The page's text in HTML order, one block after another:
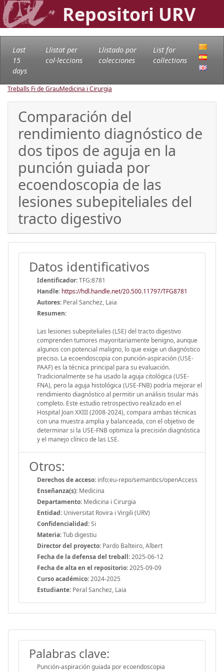
Repositori URV
Last
15
days
Llistat per
col·leccions
Llistado por
colecciones
List for
collections
Treballs Fi de GrauMedicina i Cirurgia
Comparación del
rendimiento diagnóstico de
dos tipos de aguja en la
punción guiada por
ecoendoscopia de las
lesiones subepiteliales del
tracto digestivo
Datos identificativos
Identificador:TFG:8781
Handle: https://hdl.handle.net/20.500.11797/TFG8781
Autores: Peral Sanchez, Laia
Resumen:
Las lesiones subepiteliales (LSE) del tracto digestivo
comprenden tumores mayoritariamente benigno, aunque
algunos con potencial maligno, lo que exige un diagnóstico
preciso. La ecoendoscopia con punción-aspiración (USE-
PAAF) es la técnica principal para su evaluación.
Tradicionalmente se ha usado la aguja citológica (USE-
FNA), pero la aguja histológica (USE-FNB) podría mejorar el
rendimiento diagnóstico al permitir un análisis tisular más
completo. Este estudio retrospectivo realizado en el
Hospital Joan XXIII (2008-2024), compara ambas técnicas
con una muestra amplia y balanceada, con el objetivo de
determinar si la USE-FNB optimiza la precisión diagnóstica
y el manejo clínico de las LSE.
Otros:
Derechos de acceso: info:eu-repo/semantics/openAccess
Enseñanza(s): Medicina
Departamento: Medicina i Cirurgia
Entidad: Universitat Rovira i Virgili (URV)
Confidencialidad:Si
Materia:Tub digestiu
Director del proyecto: Pardo Balteiro, Albert
Fecha de la defensa del treball:2025-06-12
Fecha de alta en el repositorio:2025-09-09
Curso académico:2024-2025
Estudiante: Peral Sanchez, Laia
Palabras clave:
Punción-aspiración guiada por ecoendoscopia